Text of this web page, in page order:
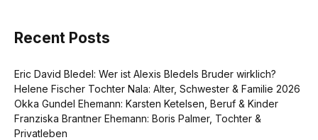
Recent Posts
Eric David Bledel: Wer ist Alexis Bledels Bruder wirklich?
Helene Fischer Tochter Nala: Alter, Schwester & Familie 2026
Okka Gundel Ehemann: Karsten Ketelsen, Beruf & Kinder
Franziska Brantner Ehemann: Boris Palmer, Tochter &
Privatleben